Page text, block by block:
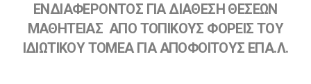
ΕΝΔΙΑΦΕΡΟΝΤΟΣ ΓΙΑ ΔΙΑΘΕΣΗ ΘΕΣΕΩΝ
ΜΑΘΗΤΕΙΑΣ ΑΠΟ ΤΟΠΙΚΟΥΣ ΦΟΡΕΙΣ ΤΟΥ
ΙΔΙΩΤΙΚΟΥ ΤΟΜΕΑ ΓΙΑ ΑΠΟΦΟΙΤΟΥΣ ΕΠΑ.Λ.